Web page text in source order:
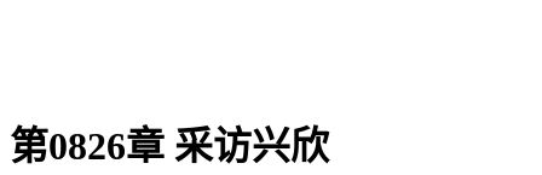
第0826章 采访兴欣